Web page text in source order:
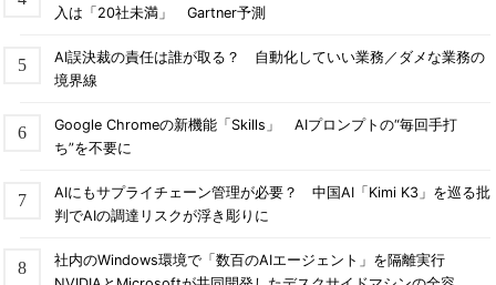
入は「20社未満」 Gartner予測
AI誤決裁の責任は誰が取る？ 自動化していい業務／ダメな業務の
境界線
Google Chromeの新機能「Skills」 AIプロンプトの“毎回手打
ち”を不要に
AIにもサプライチェーン管理が必要？ 中国AI「Kimi K3」を巡る批
判でAIの調達リスクが浮き彫りに
社内のWindows環境で「数百のAIエージェント」を隔離実行